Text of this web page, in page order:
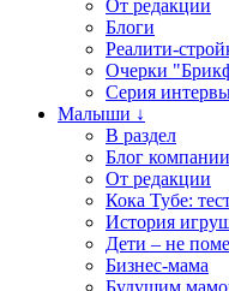
От редакции
Блоги
Реалити-
Очерки
Серия
Малыши ↓
В раздел
Блог
От редакции
Кока Тубе:
История
Дети – не
Бизнес-мама
Будущим